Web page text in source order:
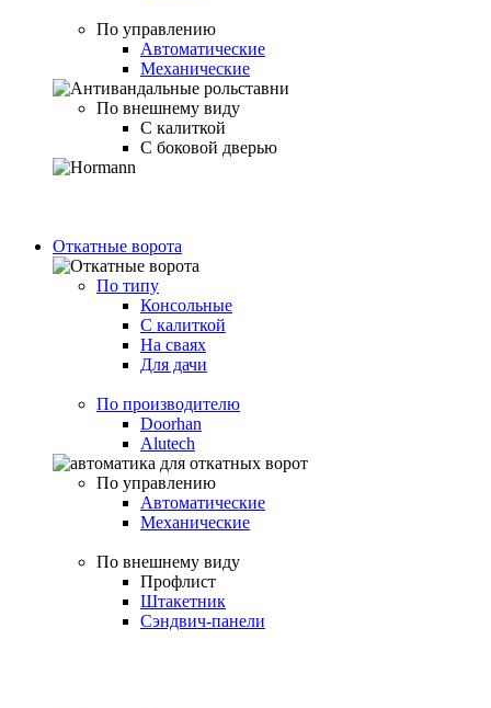
По управлению
Автоматические
Механические
По внешнему виду
С калиткой
С боковой дверью
Откатные ворота
По типу
Консольные
С калиткой
На сваях
Для дачи
По производителю
Doorhan
Alutech
По управлению
Автоматические
Механические
По внешнему виду
Профлист
Штакетник
Сэндвич-панели